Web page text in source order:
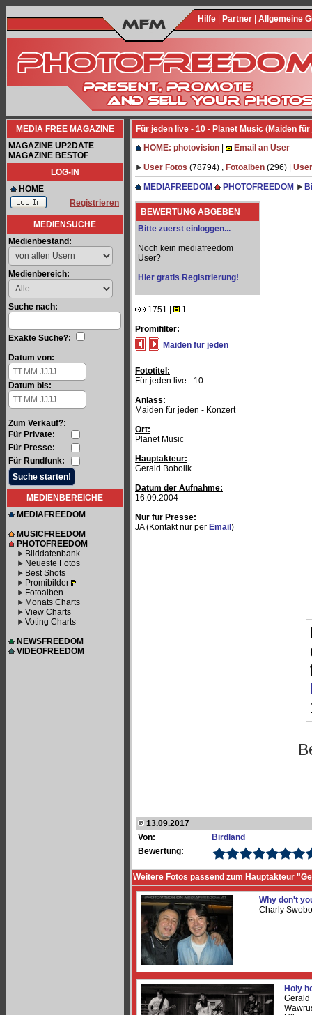
Hilfe Partner Allgemeine
MEDIA FREE MAGAZINE
MAGAZINE UP2DATE
MAGAZINE BESTOF
LOG-IN
HOME
Registrieren
MEDIENSUCHE
Medienbestand:
Medienbereich:
Suche nach:
Exakte Suche?:
Datum von:
Datum bis:
Zum Verkauf?:
Für Private:
Für Presse:
Für Rundfunk:
MEDIENBEREICHE
MEDIAFREEDOM
MUSICFREEDOM
PHOTOFREEDOM
Bilddatenbank
Neueste Fotos
Best Shots
Promibilder
Fotoalben
Monats Charts
View Charts
Voting Charts
NEWSFREEDOM
VIDEOFREEDOM
Für jeden live - 10 - Planet Music (Maiden
HOME: photovision
Email an User
User Fotos (78794) , Fotoalben (296) |
MEDIAFREEDOM
PHOTOFREEDOM
BEWERTUNG ABGEBEN
Bitte zuerst einloggen...
Noch kein mediafreedom
User?
Hier gratis Registrierung!
1751 |
1
Promifilter:
Maiden für jeden
Fototitel:
Für jeden live - 10
Anlass:
Maiden für jeden - Konzert
Ort:
Planet Music
Hauptakteur:
Gerald Bobolik
Datum der Aufnahme:
16.09.2004
Nur für Presse:
JA (Kontakt nur per Email )
13.09.2017
Von:
Birdland
Bewertung:
Weitere Fotos passend zum Hauptakteur
Why don't
Charly
Holy
Gerald